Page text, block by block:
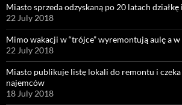
Miasto sprzeda odzyskaną po 20 latach
22 July 2018
Mimo wakacji w “trójce” wyremontują aulę a w
22 July 2018
Miasto publikuje listę lokali do remontu i
najemców
18 July 2018